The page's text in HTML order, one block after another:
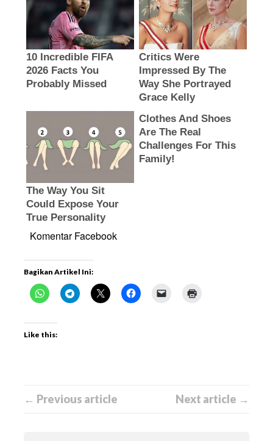
Komentar Facebook
Bagikan Artikel Ini:
Like this:
← Previous article Next article →